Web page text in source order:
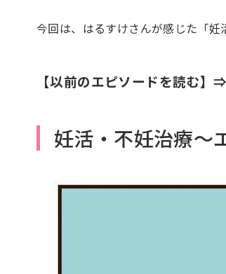
今回は、はるすけさんが感じた「
【以前のエピソードを読む
妊活・不妊治療～